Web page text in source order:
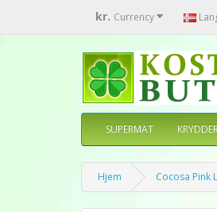
kr. Currency
SUPERMAT
Hjem Cocosa Pink